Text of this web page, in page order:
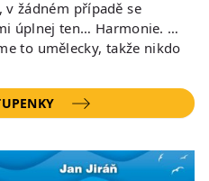
v žádném případě se
úplnej ten… Harmonie. …
to umělecky, takže nikdo